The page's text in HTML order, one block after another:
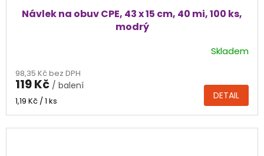
Návlek na obuv CPE, 43 x 15 cm, 40 mi, 100 ks,
modrý
Skladem
98,35 Kč bez DPH
119 Kč / balení
Měrná
1,19 Kč / 1 ks DETAIL